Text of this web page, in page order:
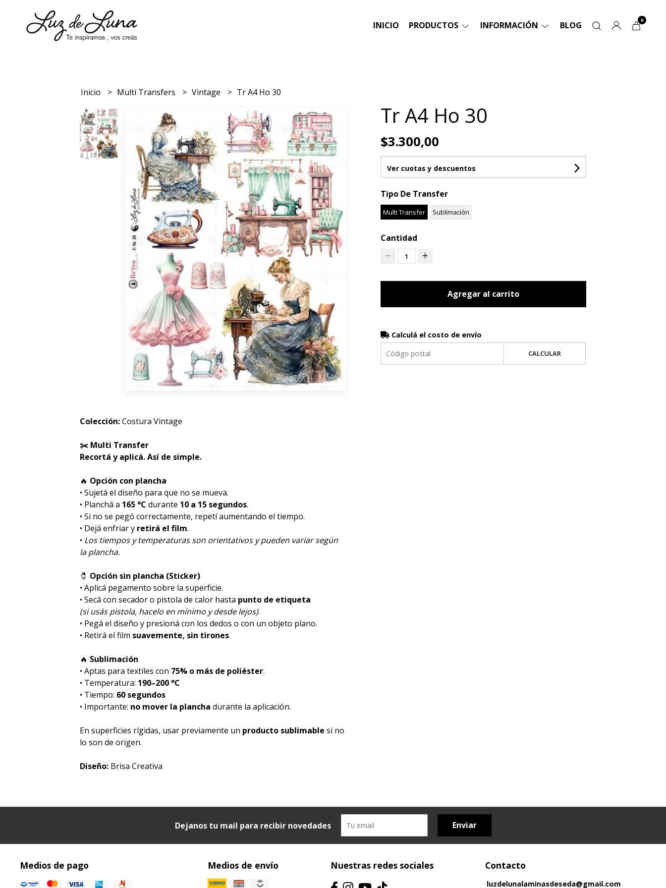
INICIO PRODUCTOS INFORMACIÓN BLOG 0
Inicio Multi Transfers Vintage Tr A4 Ho 30
Colección:Costura Vintage
✂️ Multi Transfer
Recortá y aplicá. Así de simple.
🔥 Opción con plancha
• Sujetá el diseño para que no se mueva.
• Planchá a 165 °C durante 10 a 15 segundos.
• Si no se pegó correctamente, repetí aumentando el tiempo.
• Dejá enfriar y retirá el film.
• Los tiempos y temperaturas son orientativos y pueden variar según
la plancha.
🧷 Opción sin plancha (Sticker)
• Aplicá pegamento sobre la superficie.
• Secá con secador o pistola de calor hasta punto de etiqueta
(si usás pistola, hacelo en mínimo y desde lejos).
• Pegá el diseño y presioná con los dedos o con un objeto plano.
• Retirá el film suavemente, sin tirones.
🔥 Sublimación
• Aptas para textiles con 75% o más de poliéster.
• Temperatura: 190–200 °C
• Tiempo: 60 segundos
• Importante: no mover la plancha durante la aplicación.
En superficies rígidas, usar previamente un producto sublimable si no
lo son de origen.
Diseño: Brisa Creativa
Tr A4 Ho 30
$3.300,00
Ver cuotas y descuentos
Tipo De Transfer
Multi Transfer Sublimación
Cantidad
1
Agregar al carrito
Calculá el costo de envío
CALCULAR
Dejanos tu mail para recibir novedades Enviar
Medios de pago Medios de envío Nuestras redes sociales Contacto
luzdelunalaminasdeseda@gmail.com